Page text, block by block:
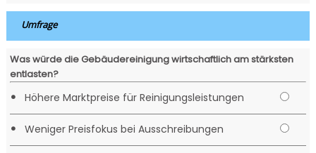
Umfrage
Was würde die Gebäudereinigung wirtschaftlich am stärksten
entlasten?
• Höhere Marktpreise für Reinigungsleistungen
• Weniger Preisfokus bei Ausschreibungen